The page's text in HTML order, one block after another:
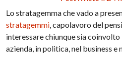
Lo stratagemma che vado a
stratagemmi, capolavoro del
interessare chiunque sia
azienda, in politica, nel business e